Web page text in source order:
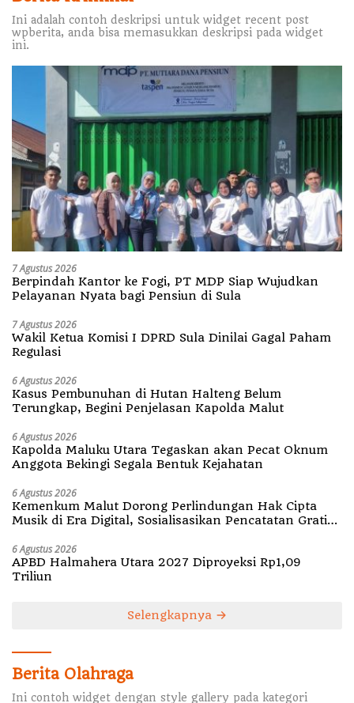
Ini adalah contoh deskripsi untuk widget recent post
wpberita, anda bisa memasukkan deskripsi pada widget
ini.
7 Agustus 2026
Berpindah Kantor ke Fogi, PT MDP Siap Wujudkan
Pelayanan Nyata bagi Pensiun di Sula
7 Agustus 2026
Wakil Ketua Komisi I DPRD Sula Dinilai Gagal Paham
Regulasi
6 Agustus 2026
Kasus Pembunuhan di Hutan Halteng Belum
Terungkap, Begini Penjelasan Kapolda Malut
6 Agustus 2026
Kapolda Maluku Utara Tegaskan akan Pecat Oknum
Anggota Bekingi Segala Bentuk Kejahatan
6 Agustus 2026
Kemenkum Malut Dorong Perlindungan Hak Cipta
Musik di Era Digital, Sosialisasikan Pencatatan Gratis
6 Agustus 2026
APBD Halmahera Utara 2027 Diproyeksi Rp1,09
Triliun
Selengkapnya
Berita Olahraga
Ini contoh widget dengan style gallery pada kategori